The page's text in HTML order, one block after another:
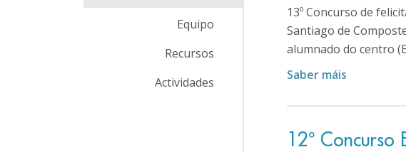
13º Concurso de
Santiago de
alumnado do centro
Saber máis
12º
Equipo
Recursos
Actividades